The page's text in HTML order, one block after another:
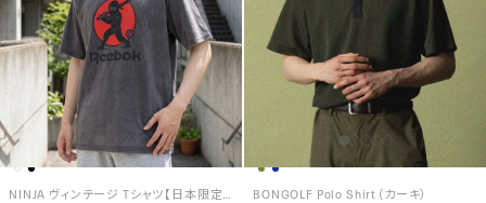
NINJA ヴィンテージ Tシャツ【日本限定モデル】 （ブラック） BONGOLF Polo Shirt（カーキ）